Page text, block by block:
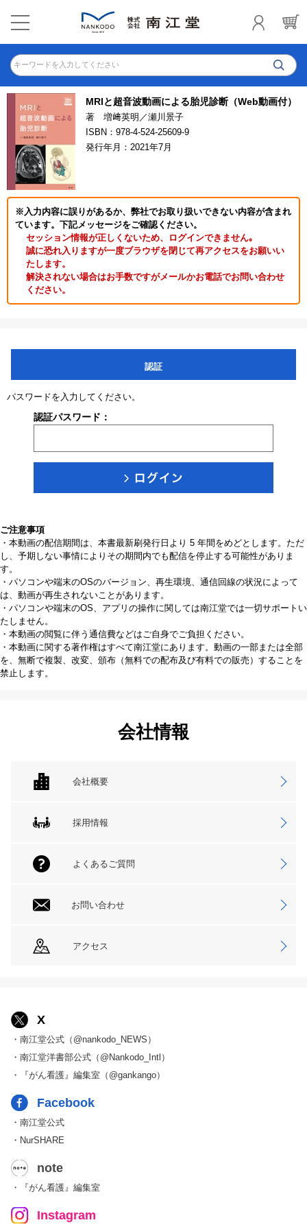
キーワードを入力してください
MRIと超音波動画による胎児診断（Web動画付）
著 増﨑英明／瀬川景子
ISBN：978-4-524-25609-9
発行年月：2021年7月
※入力内容に誤りがあるか、弊社でお取り扱いできない内容が含まれ
ています。下記メッセージをご確認ください。
セッション情報が正しくないため、ログインできません｡
誠に恐れ入りますが一度ブラウザを閉じて再アクセスをお願いい
たします。
解決されない場合はお手数ですがメールかお電話でお問い合わせ
ください。
認証
パスワードを入力してください。
認証パスワード：
ご注意事項
・本動画の配信期間は、本書最新刷発行日より 5 年間をめどとします。ただ
し、予期しない事情によりその期間内でも配信を停止する可能性がありま
す。
・パソコンや端末のOSのバージョン、再生環境、通信回線の状況によって
は、動画が再生されないことがあります。
・パソコンや端末のOS、アプリの操作に関しては南江堂では一切サポートい
たしません。
・本動画の閲覧に伴う通信費などはご自身でご負担ください。
・本動画に関する著作権はすべて南江堂にあります。動画の一部または全部
を、無断で複製、改変、頒布（無料での配布及び有料での販売）することを
禁止します。
会社情報
会社概要
採用情報
よくあるご質問
お問い合わせ
アクセス
X
・南江堂公式（@nankodo_NEWS）
・南江堂洋書部公式（@Nankodo_Intl）
・『がん看護』編集室（@gankango）
Facebook
・南江堂公式
・NurSHARE
note
・『がん看護』編集室
Instagram